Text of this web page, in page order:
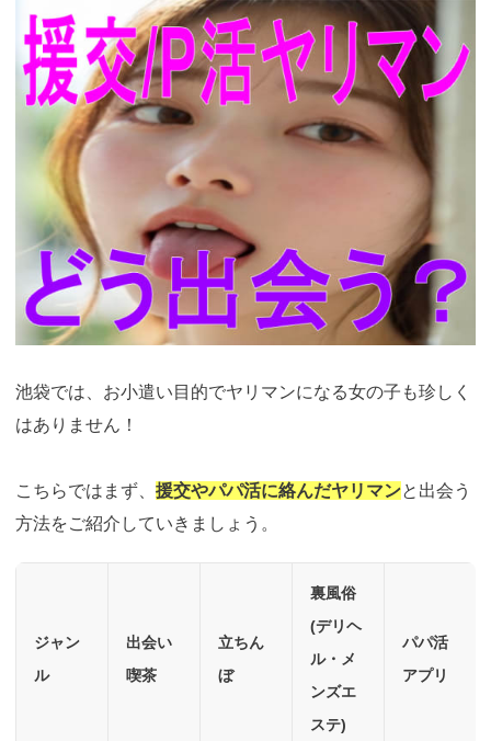
池袋では、お小遣い目的でヤリマンになる女の子も珍しく
はありません！
こちらではまず、 援交やパパ活に絡んだヤリマンと出会う
方法をご紹介していきましょう。
ジャン
ル
出会い
喫茶
立ちん
ぼ
裏風俗
(デリヘ
ル・メ
ンズエ
ステ)
パパ活
アプリ